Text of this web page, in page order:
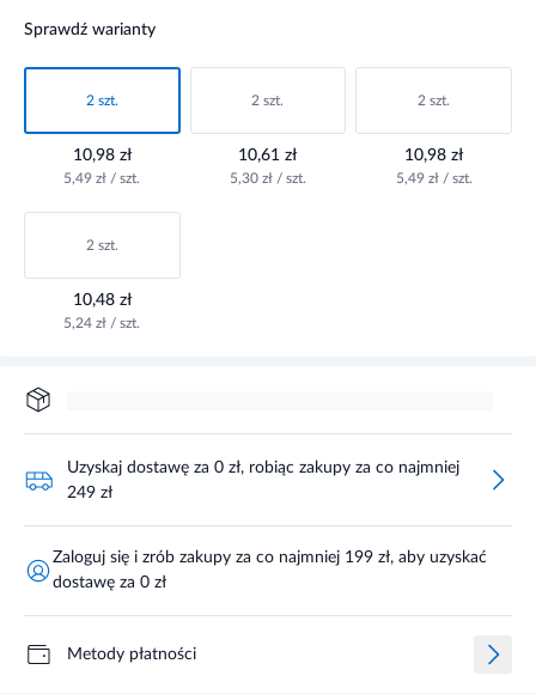
Sprawdź warianty
2 szt.
10,98 zł
5,49 zł / szt.
2 szt.
10,61 zł
5,30 zł / szt.
2 szt.
10,98 zł
5,49 zł / szt.
2 szt.
10,48 zł
5,24 zł / szt.
Uzyskaj dostawę za 0 zł, robiąc zakupy za co najmniej
249 zł
Zaloguj się i zrób zakupy za co najmniej 199 zł, aby uzyskać
dostawę za 0 zł
Metody płatności